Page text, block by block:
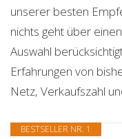
unserer besten
nichts geht über
Auswahl
Erfahrungen von
Netz, Verkaufszahl
BESTSELLER NR. 1